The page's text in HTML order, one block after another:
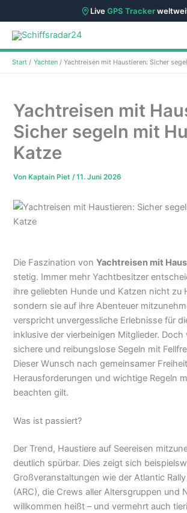
LiveGPS Tracker
Zum
Inhalt
springen
Start Yachten Yachtreisen mit Haustieren: Sicher
Yachtreisen mit
Sicher segeln mit
Katze
Von Kaptain Piet/11. Juni 2026
Die Faszination vonYachtreisen mit
stetig. Immer mehr Yachtbesitzer
ihre geliebten Hunde und Katzen nicht zu
sondern sie auf ihre Abenteuer
verspricht unvergessliche Erlebnisse für
inklusive der vierbeinigen Mitglieder.
sichere und reibungslose Segeln mit
Dieser Wunsch nach gemeinsamer
Herausforderungen und wichtige Regeln
beachten gilt.
Was ist passiert?
Der Trend, Haustiere auf Seereisen
deutlich spürbar. Dies zeigt sich
Großveranstaltungen wie der Atlantic
(ARC), die Crews aller Altersgruppen und
willkommen heißt – und vermehrt auch